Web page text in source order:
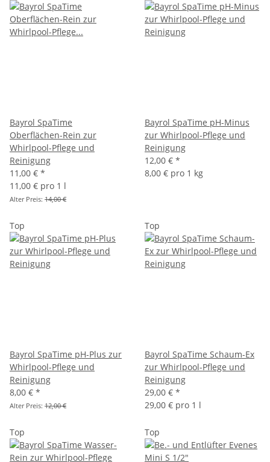
Bayrol SpaTime
Oberflächen-Rein zur
Whirlpool-Pflege und
Reinigung
11,00 € *
11,00 € pro 1 l
Alter Preis: 14,00 €
Bayrol SpaTime pH-Minus
zur Whirlpool-Pflege und
Reinigung
12,00 € *
8,00 € pro 1 kg
Top
Bayrol SpaTime pH-Plus zur
Whirlpool-Pflege und
Reinigung
8,00 € *
Alter Preis: 12,00 €
Top
Bayrol SpaTime Schaum-Ex
zur Whirlpool-Pflege und
Reinigung
29,00 € *
29,00 € pro 1 l
Top Top